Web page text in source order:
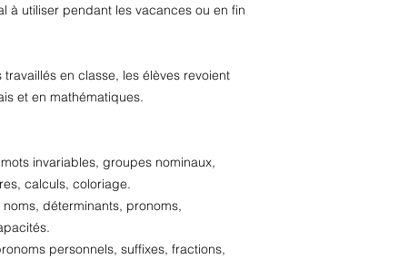
à utiliser pendant les vacances ou en fin
en classe, les élèves revoient
et en mathématiques.
invariables, groupes nominaux,
calculs, coloriage.
déterminants, pronoms,
personnels, suffixes, fractions,